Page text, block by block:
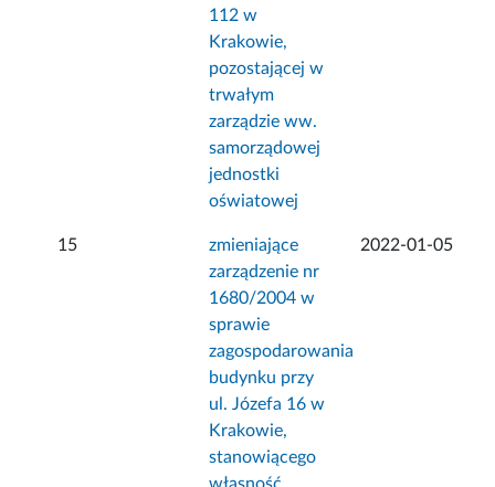
112 w
Krakowie,
pozostającej w
trwałym
zarządzie ww.
samorządowej
jednostki
oświatowej
15
zmieniające
zarządzenie nr
1680/2004 w
sprawie
zagospodarowania
budynku przy
ul. Józefa 16 w
Krakowie,
stanowiącego
2022-01-05